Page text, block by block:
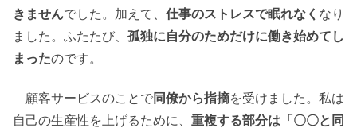
きませんでした。加えて、 仕事のストレスで眠れなく なり
ました。ふたたび、 孤独に自分のためだけに働き始めてし
まったのです。
顧客サービスのことで同僚から指摘を受けました。私は
自己の生産性を上げるために、 重複する部分は「〇〇と同